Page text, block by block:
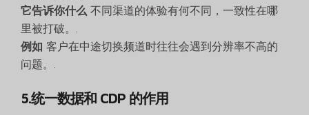
它告诉你什么 不同渠道的体验有何不同，一致性在哪
里被打破。.
例如 客户在中途切换频道时往往会遇到分辨率不高的
问题。.
5.统一数据和 CDP 的作用